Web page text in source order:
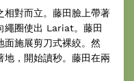
相對而立。藤田臉上帶著
繩圈使出 Lariat。藤田
面施展剪刀式裸絞。然
地，開始讀秒。藤田在兩